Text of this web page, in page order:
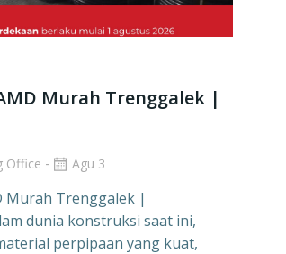
Murah Trenggalek |
Office - Agu 3
Murah Trenggalek |
dunia konstruksi saat ini,
perpipaan yang kuat,